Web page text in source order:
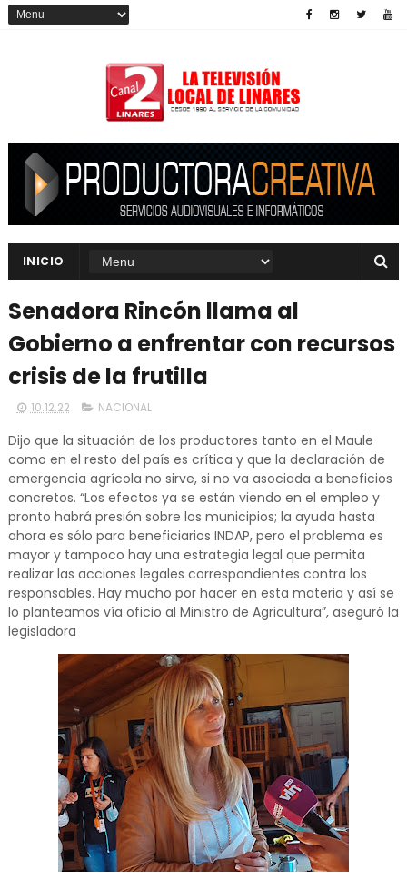
INICIO
Senadora Rincón llama al
Gobierno a enfrentar con recursos
crisis de la frutilla
10.12.22 NACIONAL
Dijo que la situación de los productores tanto en el Maule
como en el resto del país es crítica y que la declaración de
emergencia agrícola no sirve, si no va asociada a beneficios
concretos. “Los efectos ya se están viendo en el empleo y
pronto habrá presión sobre los municipios; la ayuda hasta
ahora es sólo para beneficiarios INDAP, pero el problema es
mayor y tampoco hay una estrategia legal que permita
realizar las acciones legales correspondientes contra los
responsables. Hay mucho por hacer en esta materia y así se
lo planteamos vía oficio al Ministro de Agricultura”, aseguró la
legisladora